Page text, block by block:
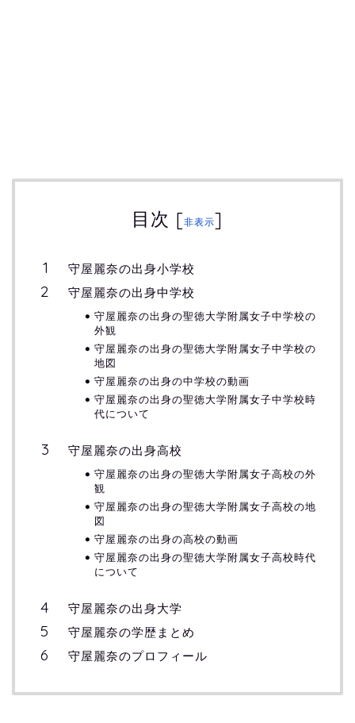
目次 [非表示]
守屋麗奈の出身小学校
守屋麗奈の出身中学校
守屋麗奈の出身の聖徳大学附属女子中学校の
外観
守屋麗奈の出身の聖徳大学附属女子中学校の
地図
守屋麗奈の出身の中学校の動画
守屋麗奈の出身の聖徳大学附属女子中学校時
代について
守屋麗奈の出身高校
守屋麗奈の出身の聖徳大学附属女子高校の外
観
守屋麗奈の出身の聖徳大学附属女子高校の地
図
守屋麗奈の出身の高校の動画
守屋麗奈の出身の聖徳大学附属女子高校時代
について
守屋麗奈の出身大学
守屋麗奈の学歴まとめ
守屋麗奈のプロフィール